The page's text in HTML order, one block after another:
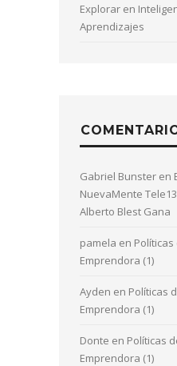
Explorar en
Aprendizajes
Gabriel Bunster en
NuevaMente
Alberto Blest Gana
pamela en
Emprendora (1)
Ayden en Políticas
Emprendora (1)
Donte en Políticas
Emprendora (1)